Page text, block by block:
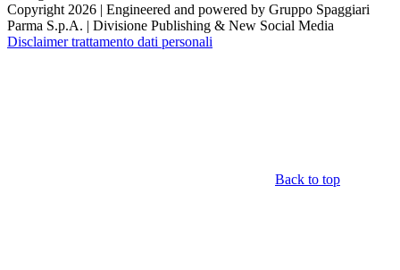
Copyright 2026 | Engineered and powered by Gruppo Spaggiari
Parma S.p.A. | Divisione Publishing & New Social Media
Disclaimer trattamento dati personali
Back to top